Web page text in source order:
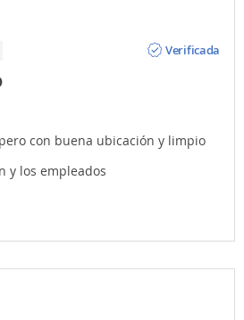
Verificada
con buena ubicación y limpio
y los empleados